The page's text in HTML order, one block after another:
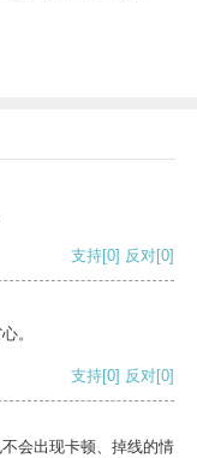
支持[0] 反对[0]
。
支持[0] 反对[0]
会出现卡顿、掉线的情